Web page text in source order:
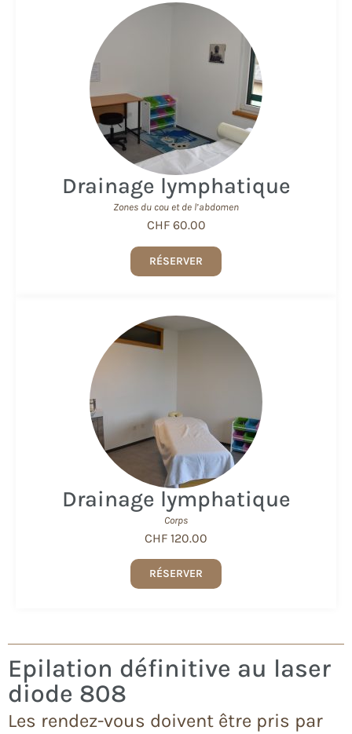
Drainage lymphatique
Zones du cou et de l’abdomen
CHF 60.00
RÉSERVER
Drainage lymphatique
Corps
CHF 120.00
RÉSERVER
Epilation définitive au laser
diode 808
Les rendez-vous doivent être pris par